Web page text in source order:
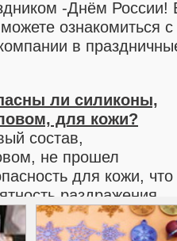
-Днём России!
ознакомиться с
в
наступающим
днем 8 марта!
ознакомиться с
в
ли силиконы,
для кожи?
состав,
не прошел
для кожи, что
раздражения